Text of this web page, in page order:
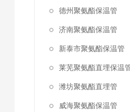
德州聚氨酯保温管
济南聚氨酯保温管
新泰市聚氨酯保温管
莱芜聚氨酯直埋保温
潍坊聚氨酯直埋管
威海聚氨酯保温管